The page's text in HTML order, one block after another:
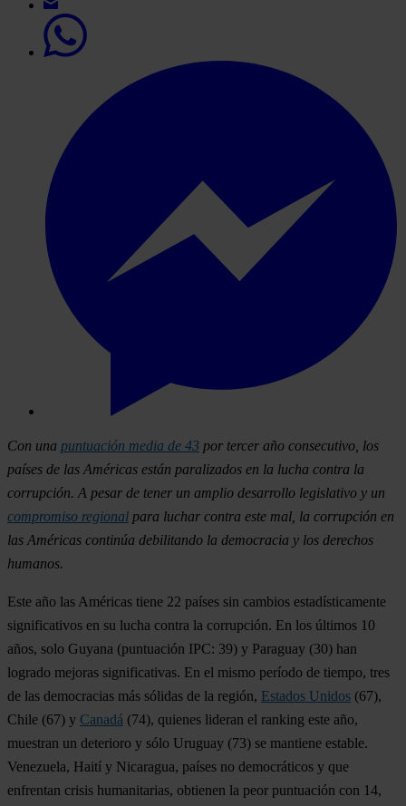
Con una puntuación media de 43 por tercer año consecutivo, los
países de las Américas están paralizados en la lucha contra la
corrupción. A pesar de tener un amplio desarrollo legislativo y un
compromiso regional para luchar contra este mal, la corrupción en
las Américas continúa debilitando la democracia y los derechos
humanos.
Este año las Américas tiene 22 países sin cambios estadísticamente
significativos en su lucha contra la corrupción. En los últimos 10
años, solo Guyana (puntuación IPC: 39) y Paraguay (30) han
logrado mejoras significativas. En el mismo período de tiempo, tres
de las democracias más sólidas de la región, Estados Unidos (67),
Chile (67) y Canadá (74), quienes lideran el ranking este año,
muestran un deterioro y sólo Uruguay (73) se mantiene estable.
Venezuela, Haití y Nicaragua, países no democráticos y que
enfrentan crisis humanitarias, obtienen la peor puntuación con 14,